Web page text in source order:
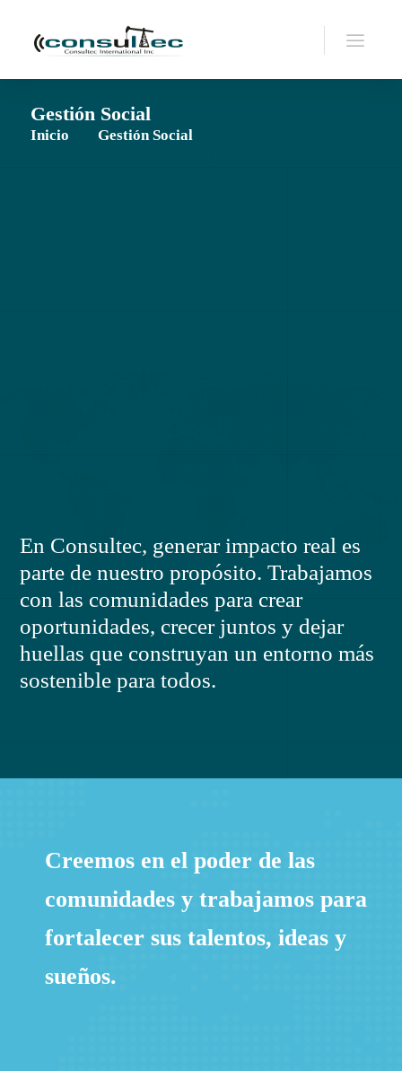
Gestión Social
Inicio Gestión Social
En Consultec, generar impacto real es
parte de nuestro propósito. Trabajamos
con las comunidades para crear
oportunidades, crecer juntos y dejar
huellas que construyan un entorno más
sostenible para todos.
Creemos en el poder de las
comunidades y trabajamos para
fortalecer sus talentos, ideas y
sueños.